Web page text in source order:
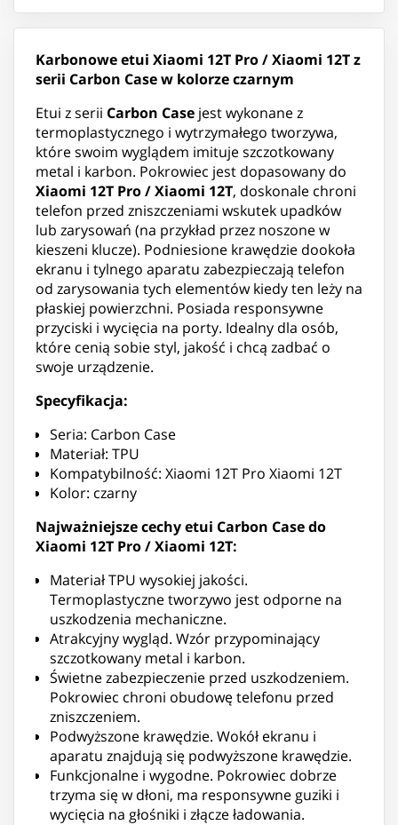
Karbonowe etui Xiaomi 12T Pro / Xiaomi 12T z
serii Carbon Case w kolorze czarnym
Etui z serii Carbon Case jest wykonane z
termoplastycznego i wytrzymałego tworzywa,
które swoim wyglądem imituje szczotkowany
metal i karbon. Pokrowiec jest dopasowany do
Xiaomi 12T Pro / Xiaomi 12T, doskonale chroni
telefon przed zniszczeniami wskutek upadków
lub zarysowań (na przykład przez noszone w
kieszeni klucze). Podniesione krawędzie dookoła
ekranu i tylnego aparatu zabezpieczają telefon
od zarysowania tych elementów kiedy ten leży na
płaskiej powierzchni. Posiada responsywne
przyciski i wycięcia na porty. Idealny dla osób,
które cenią sobie styl, jakość i chcą zadbać o
swoje urządzenie.
Specyfikacja:
Seria: Carbon Case
Materiał: TPU
Kompatybilność: Xiaomi 12T Pro Xiaomi 12T
Kolor: czarny
Najważniejsze cechy etui Carbon Case do
Xiaomi 12T Pro / Xiaomi 12T:
Materiał TPU wysokiej jakości.
Termoplastyczne tworzywo jest odporne na
uszkodzenia mechaniczne.
Atrakcyjny wygląd. Wzór przypominający
szczotkowany metal i karbon.
Świetne zabezpieczenie przed uszkodzeniem.
Pokrowiec chroni obudowę telefonu przed
zniszczeniem.
Podwyższone krawędzie. Wokół ekranu i
aparatu znajdują się podwyższone krawędzie.
Funkcjonalne i wygodne. Pokrowiec dobrze
trzyma się w dłoni, ma responsywne guziki i
wycięcia na głośniki i złącze ładowania.